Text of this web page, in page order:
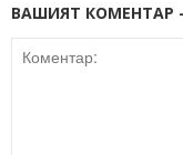
ВАШИЯТ КОМЕНТАР